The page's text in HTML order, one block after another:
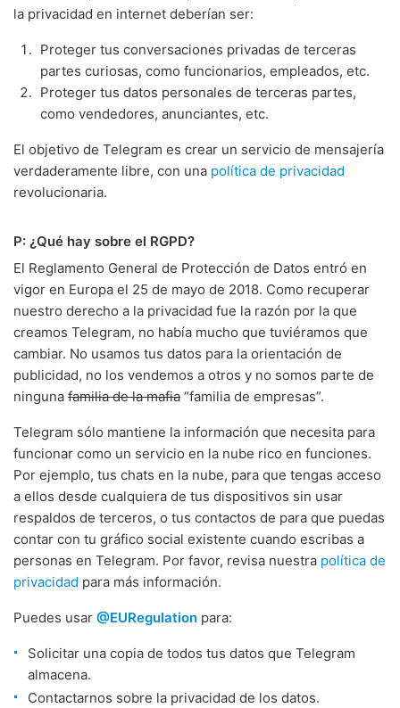
la privacidad en internet deberían ser:
Proteger tus conversaciones privadas de terceras
partes curiosas, como funcionarios, empleados, etc.
Proteger tus datos personales de terceras partes,
como vendedores, anunciantes, etc.
El objetivo de Telegram es crear un servicio de mensajería
verdaderamente libre, con una política de privacidad
revolucionaria.
P: ¿Qué hay sobre el RGPD?
El Reglamento General de Protección de Datos entró en
vigor en Europa el 25 de mayo de 2018. Como recuperar
nuestro derecho a la privacidad fue la razón por la que
creamos Telegram, no había mucho que tuviéramos que
cambiar. No usamos tus datos para la orientación de
publicidad, no los vendemos a otros y no somos parte de
ninguna familia de la mafia “familia de empresas”.
Telegram sólo mantiene la información que necesita para
funcionar como un servicio en la nube rico en funciones.
Por ejemplo, tus chats en la nube, para que tengas acceso
a ellos desde cualquiera de tus dispositivos sin usar
respaldos de terceros, o tus contactos de para que puedas
contar con tu gráfico social existente cuando escribas a
personas en Telegram. Por favor, revisa nuestra política de
privacidad para más información.
Puedes usar @EURegulation para:
Solicitar una copia de todos tus datos que Telegram
almacena.
Contactarnos sobre la privacidad de los datos.